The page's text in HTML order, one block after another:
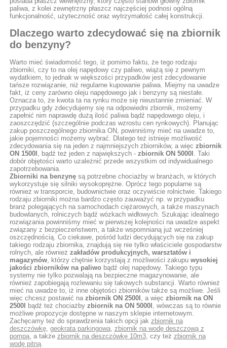
paliwa, z kolei zewnętrzny płaszcz najczęściej podnosi ogólną
funkcjonalność, użyteczność oraz wytrzymałość całej konstrukcji.
Dlaczego warto zdecydować się na zbiornik
do benzyny?
Warto mieć świadomość tego, iż pomimo faktu, że tego rodzaju
zbiorniki, czy to na olej napędowy czy paliwo, wiążą się z pewnym
wydatkiem, to jednak w większości przypadków jest zdecydowanie
tańsze rozwiązanie, niż regularne kupowanie paliwa. Miejmy na uwadze
fakt, iż ceny zarówno oleju napędowego jak i benzyny są niestałe.
Oznacza to, że kwota ta na rynku może się nieustannie zmieniać. W
przypadku gdy zdecydujemy się na odpowiedni zbiornik, możemy
zapełnić nim naprawdę dużą ilość paliwa bądź napędowego oleju, i
zaoszczędzić (szczególnie podczas wzrostu cen rynkowych). Planując
zakup poszczególnego zbiornika ON, powinniśmy mieć na uwadze to,
jakie pojemności możemy wybrać. Dlatego też istnieje możliwość
zdecydowania się na jeden z najmniejszych zbiorników, a więc zbiornik
ON 1500l , bądź też jeden z największych - zbiornik ON 5000l . Taki
dobór objętości warto uzależnić przede wszystkim od indywidualnego
zapotrzebowania.
Zbiorniki na benzynęsą potrzebne chociażby w branżach, w których
wykorzystuje się silniki wysokoprężne. Oprócz tego popularne są
również w transporcie, budownictwie oraz oczywiście rolnictwie. Takiego
rodzaju zbiorniki można bardzo często zauważyć np. w przypadku
branż polegających na samochodach ciężarowych, a także maszynach
budowlanych, rolniczych bądź wózkach widłowych. Szukając idealnego
rozwiązania powinniśmy mieć w pierwszej kolejności na uwadze aspekt
związany z bezpieczeństwem, a także wspomnianą już wcześniej
oszczędnością. Co ciekawe, pośród ludzi decydujących się na zakup
takiego rodzaju zbiornika, znajdują się nie tylko właściciele gospodarstw
rolnych, ale również zakładów produkcyjnych, warsztatów i
magazynów, którzy chętnie korzystają z możliwości zakupu wysokiej
jakości zbiorników na paliwobądź olej napędowy. Takiego typu
systemy nie tylko pozwalają na bezpieczne magazynowanie, ale
również zapobiegają rozlewaniu się takowych substancji. Warto również
mieć na uwadze to, iż inne objętości zbiorników także są możliwe. Jeśli
więc chcesz postawić na zbiornik ON 2500l , a więc zbiornik na ON
2500l
bądź też chociażby zbiornik na ON 5000l , wówczas są to równie
możliwe propozycje dostępne w naszym sklepie internetowym.
Zachęcamy też do sprawdzenia takich opcji jak zbiornik na
deszczówkę, geokrata parkingowa, zbiornik na wodę deszczową z
pompą, a także zbiornik na deszczówkę 10m3, czy też zbiornik na
wodę pitną.